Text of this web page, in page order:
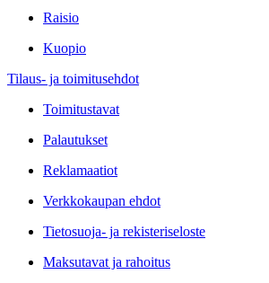
Raisio
Kuopio
Tilaus- ja toimitusehdot
Toimitustavat
Palautukset
Reklamaatiot
Verkkokaupan ehdot
Tietosuoja- ja rekisteriseloste
Maksutavat ja rahoitus